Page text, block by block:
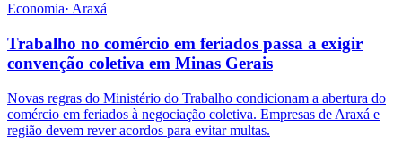
Economia· Araxá
Trabalho no comércio em feriados passa a exigir
convenção coletiva em Minas Gerais
Novas regras do Ministério do Trabalho condicionam a abertura do
comércio em feriados à negociação coletiva. Empresas de Araxá e
região devem rever acordos para evitar multas.